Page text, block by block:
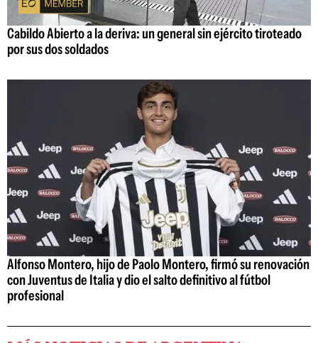
Cabildo Abierto a la deriva: un general sin ejército tiroteado
por sus dos soldados
Alfonso Montero, hijo de Paolo Montero, firmó su renovación
con Juventus de Italia y dio el salto definitivo al fútbol
profesional